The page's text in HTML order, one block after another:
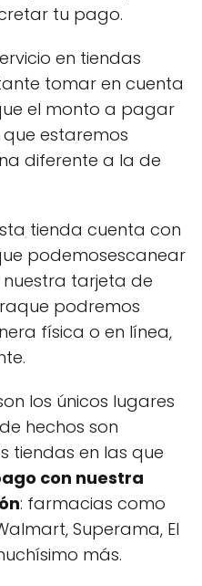
tu pago.
en tiendas
tomar en cuenta
el monto a pagar
estaremos
diferente a la de
tienda cuenta con
podemosescanear
tarjeta de
podremos
física o en línea,
los únicos lugares
hechos son
tiendas en las que
con nuestra
: farmacias como
Superama, El
más.